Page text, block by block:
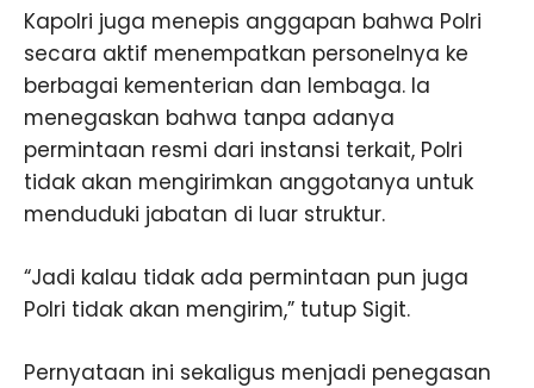
Kapolri juga menepis anggapan bahwa Polri
secara aktif menempatkan personelnya ke
berbagai kementerian dan lembaga. Ia
menegaskan bahwa tanpa adanya
permintaan resmi dari instansi terkait, Polri
tidak akan mengirimkan anggotanya untuk
menduduki jabatan di luar struktur.
“Jadi kalau tidak ada permintaan pun juga
Polri tidak akan mengirim,” tutup Sigit.
Pernyataan ini sekaligus menjadi penegasan